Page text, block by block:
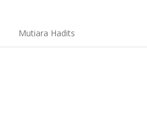
Mutiara Hadits